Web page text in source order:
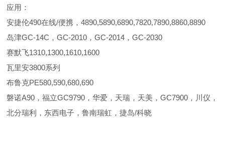
应用：
安捷伦490在线/便携，4890,5890,6890,7820,7890,8860,8890
岛津GC-14C，GC-2010，GC-2014，GC-2030
赛默飞1310,1300,1610,1600
瓦里安3800系列
布鲁克PE580,590,680,690
磐诺A90，福立GC9790，华爱，天瑞，天美，GC7900，川仪，
北分瑞利，东西电子，鲁南瑞虹，捷岛/科晓